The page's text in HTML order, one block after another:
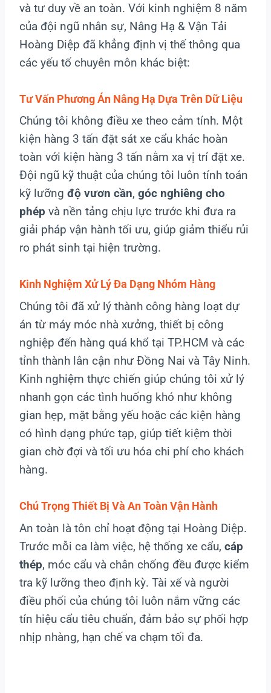
và tư duy về an toàn. Với kinh nghiệm 8 năm
của đội ngũ nhân sự, Nâng Hạ & Vận Tải
Hoàng Diệp đã khẳng định vị thế thông qua
các yếu tố chuyên môn khác biệt:
Tư Vấn Phương Án Nâng Hạ Dựa Trên Dữ Liệu
Chúng tôi không điều xe theo cảm tính. Một
kiện hàng 3 tấn đặt sát xe cẩu khác hoàn
toàn với kiện hàng 3 tấn nằm xa vị trí đặt xe.
Đội ngũ kỹ thuật của chúng tôi luôn tính toán
kỹ lưỡng độ vươn cần, góc nghiêng cho
phép và nền tảng chịu lực trước khi đưa ra
giải pháp vận hành tối ưu, giúp giảm thiểu rủi
ro phát sinh tại hiện trường.
Kinh Nghiệm Xử Lý Đa Dạng Nhóm Hàng
Chúng tôi đã xử lý thành công hàng loạt dự
án từ máy móc nhà xưởng, thiết bị công
nghiệp đến hàng quá khổ tại TP.HCM và các
tỉnh thành lân cận như Đồng Nai và Tây Ninh.
Kinh nghiệm thực chiến giúp chúng tôi xử lý
nhanh gọn các tình huống khó như không
gian hẹp, mặt bằng yếu hoặc các kiện hàng
có hình dạng phức tạp, giúp tiết kiệm thời
gian chờ đợi và tối ưu hóa chi phí cho khách
hàng.
Chú Trọng Thiết Bị Và An Toàn Vận Hành
An toàn là tôn chỉ hoạt động tại Hoàng Diệp.
Trước mỗi ca làm việc, hệ thống xe cẩu, cáp
thép, móc cẩu và chân chống đều được kiểm
tra kỹ lưỡng theo định kỳ. Tài xế và người
điều phối của chúng tôi luôn nắm vững các
tín hiệu cẩu tiêu chuẩn, đảm bảo sự phối hợp
nhịp nhàng, hạn chế va chạm tối đa.